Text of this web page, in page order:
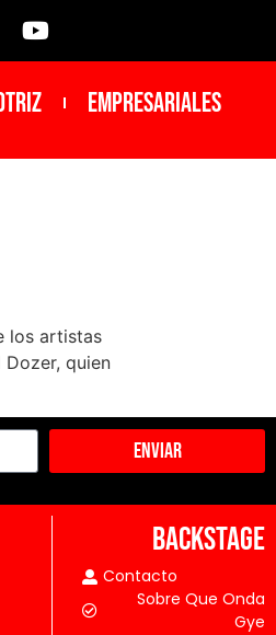
Empresariales
los artistas
Dozer, quien
Enviar
BACKSTAGE
Contacto
Sobre Que Onda
Gye